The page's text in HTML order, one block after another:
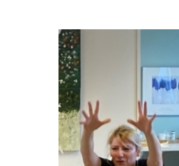
ORGANISATIE
VRIJWILLIGERS & STAGIAIRES
CONTACT